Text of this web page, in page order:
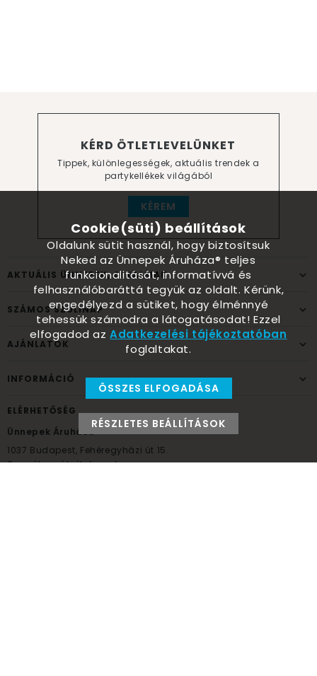
KÉRD ÖTLETLEVELÜNKET
Tippek, különlegességek, aktuális trendek a
partykellékek világából
KÉREM
AKTUÁLIS ÜNNEPEK, ALKALMAK
SZÁMOS SZÜLINAP
AJÁNLATOK
INFORMÁCIÓ
ELÉRHETŐSÉG
Ünnepek Áruháza
1037 Budapest, Fehéregyházi út 15.
Személyes átvételi pont
Cookie(süti) beállítások
Oldalunk sütit használ, hogy biztosítsuk
Neked az Ünnepek Áruháza® teljes
funkcionalitását, informatívvá és
felhasználóbaráttá tegyük az oldalt. Kérünk,
engedélyezd a sütiket, hogy élménnyé
tehessük számodra a látogatásodat! Ezzel
elfogadod azAdatkezelési tájékoztatóban
foglaltakat.
ÖSSZES ELFOGADÁSA
RÉSZLETES BEÁLLÍTÁSOK